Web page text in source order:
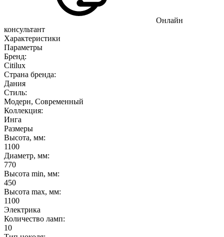
Онлайн
консультант
Характеристики
Параметры
Бренд:
Citilux
Страна бренда:
Дания
Стиль:
Модерн, Современный
Коллекция:
Инга
Размеры
Высота, мм:
1100
Диаметр, мм:
770
Высота min, мм:
450
Высота max, мм:
1100
Электрика
Количество ламп:
10